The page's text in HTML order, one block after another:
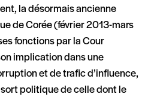
la désormais ancienne
de Corée (février 2013-mars
fonctions par la Cour
implication dans une
et de trafic d’influence,
politique de celle dont le